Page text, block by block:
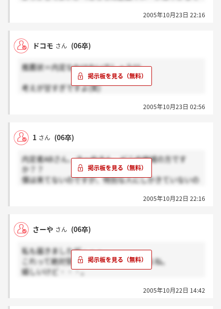
を貰って、希望の勤務地にいければ（ここがポイント
だし。通信とはそういうところって最初から腹括って
進んだんですから。
2005年10月23日 22:16
ドコモ さん (06卒)
推薦状＝内定なわけないでしょう^^
考えが甘すぎですよ(笑)
あくまで推薦なんですよ！日本語がわからない方がい
2005年10月23日 02:56
1 さん (06卒)
内定者ABさん、さーやさん、どこの地域の方です
か？？
僕は来てないのですが、特別な人にしかきていないの
2005年10月22日 22:16
さーや さん (06卒)
私も届きましたが・・・。
これって絶対受かるわけじゃ無いですよね。
嬉しいけど・・・。
2005年10月22日 14:42